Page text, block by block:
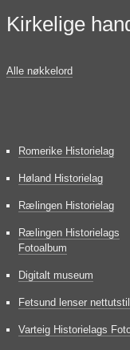
Kirkelige
Alle nøkkelord
Romerike Historielag
Høland Historielag
Rælingen Historielag
Rælingen Historielags
Fotoalbum
Digitalt museum
Fetsund lenser
Varteig Historielags